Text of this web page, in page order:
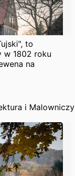
to
w 1802 roku
na
i Malowniczy